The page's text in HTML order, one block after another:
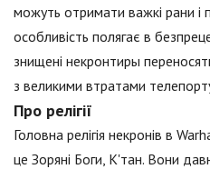
можуть отримати важкі рани
особливість полягає в
знищені некронтиры
з великими втратами
Про релігії
Головна релігія некронів в
це Зоряні Боги, К'тан. Вони